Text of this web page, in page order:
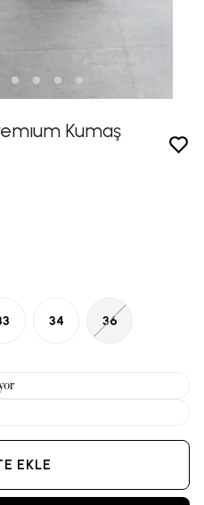
Kumaş
34 36
EKLE